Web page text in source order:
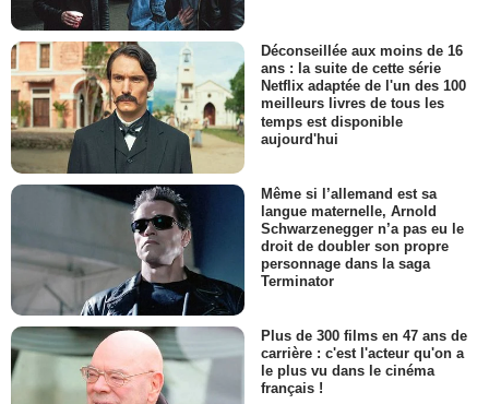
Déconseillée aux moins de 16
ans : la suite de cette série
Netflix adaptée de l'un des 100
meilleurs livres de tous les
temps est disponible
aujourd'hui
Même si l’allemand est sa
langue maternelle, Arnold
Schwarzenegger n’a pas eu le
droit de doubler son propre
personnage dans la saga
Terminator
Plus de 300 films en 47 ans de
carrière : c'est l'acteur qu'on a
le plus vu dans le cinéma
français !